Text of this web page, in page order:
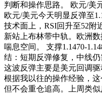
判断和操作思路。 欧元/美
欧元/美元今天明显反弹至
技术面上，RSI回升至52附
新站上布林带中轨。欧洲
喘息空间。 支撑1.1470-
结：短期反弹修复，中线
这波反弹主要是美元回调
根据我以往的操作经验，
但不会重仓追高。上周类